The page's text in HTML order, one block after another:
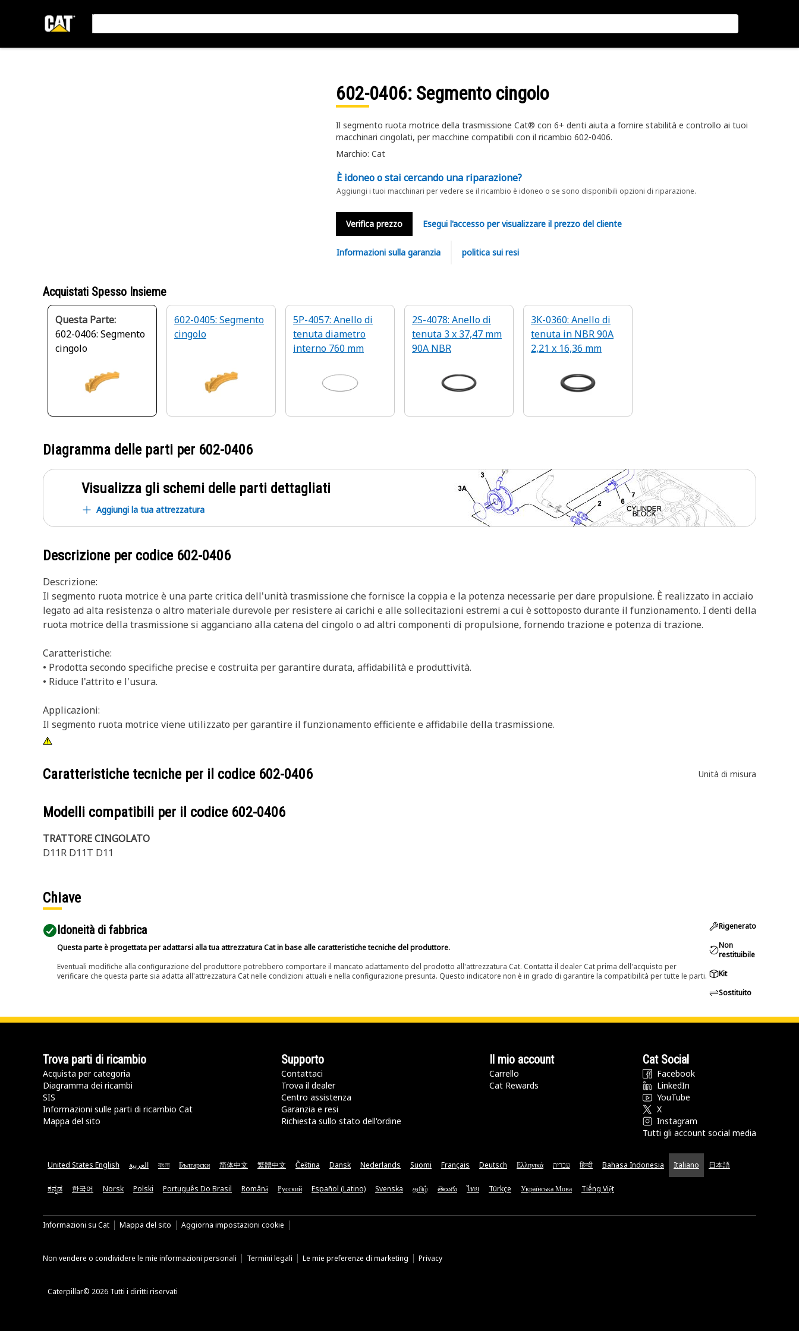
602-0406: Segmento cingolo
Il segmento ruota motrice della trasmissione Cat® con 6+ denti aiuta a fornire stabilità e controllo ai tuoi
macchinari cingolati, per macchine compatibili con il ricambio 602-0406.
Marchio: Cat
È idoneo o stai cercando una riparazione?
Aggiungi i tuoi macchinari per vedere se il ricambio è idoneo o se sono disponibili opzioni di riparazione.
Verifica prezzo Esegui l'accesso per visualizzare il prezzo del cliente
Informazioni sulla garanzia politica sui resi
Acquistati Spesso Insieme
Questa Parte:
602-0406: Segmento
cingolo
602-0405: Segmento
cingolo
5P-4057: Anello di
tenuta diametro
interno 760 mm
2S-4078: Anello di
tenuta 3 x 37,47 mm
90A NBR
3K-0360: Anello di
tenuta in NBR 90A
2,21 x 16,36 mm
Diagramma delle parti per 602-0406
Visualizza gli schemi delle parti dettagliati
Aggiungi la tua attrezzatura
Descrizione per codice 602-0406
Descrizione:
Il segmento ruota motrice è una parte critica dell'unità trasmissione che fornisce la coppia e la potenza necessarie per dare propulsione. È realizzato in acciaio
legato ad alta resistenza o altro materiale durevole per resistere ai carichi e alle sollecitazioni estremi a cui è sottoposto durante il funzionamento. I denti della
ruota motrice della trasmissione si agganciano alla catena del cingolo o ad altri componenti di propulsione, fornendo trazione e potenza di trazione.
Caratteristiche:
• Prodotta secondo specifiche precise e costruita per garantire durata, affidabilità e produttività.
• Riduce l'attrito e l'usura.
Applicazioni:
Il segmento ruota motrice viene utilizzato per garantire il funzionamento efficiente e affidabile della trasmissione.
Caratteristiche tecniche per il codice 602-0406 Unità di misura
Modelli compatibili per il codice 602-0406
TRATTORE CINGOLATO
D11R D11T D11
Chiave
Idoneità di fabbrica
Questa parte è progettata per adattarsi alla tua attrezzatura Cat in base alle caratteristiche tecniche del produttore.
Eventuali modifiche alla configurazione del produttore potrebbero comportare il mancato adattamento del prodotto all'attrezzatura Cat. Contatta il dealer Cat prima dell'acquisto per
verificare che questa parte sia adatta all'attrezzatura Cat nelle condizioni attuali e nella configurazione presunta. Questo indicatore non è in grado di garantire la compatibilità per tutte le parti.
Rigenerato
Non
restituibile
Kit
Sostituito
Trova parti di ricambio
Acquista per categoria
Diagramma dei ricambi
SIS
Informazioni sulle parti di ricambio Cat
Mappa del sito
Supporto
Contattaci
Trova il dealer
Centro assistenza
Garanzia e resi
Richiesta sullo stato dell'ordine
Il mio account
Carrello
Cat Rewards
Cat Social
Facebook
LinkedIn
YouTube
X
Instagram
Tutti gli account social media
United States English العربية বাংলা Български 简体中文 繁體中文 Čeština Dansk Nederlands Suomi Français Deutsch Ελληνικά עברית हिन्दी Bahasa Indonesia Italiano 日本語
ಕನ್ನಡ 한국어 Norsk Polski Português Do Brasil Română Русский Español (Latino) Svenska தமிழ் తెలుగు ไทย Türkçe Українська Мова Tiếng Việt
Informazioni su Cat Mappa del sito Aggiorna impostazioni cookie
Non vendere o condividere le mie informazioni personali Termini legali Le mie preferenze di marketing Privacy
Caterpillar© 2026 Tutti i diritti riservati